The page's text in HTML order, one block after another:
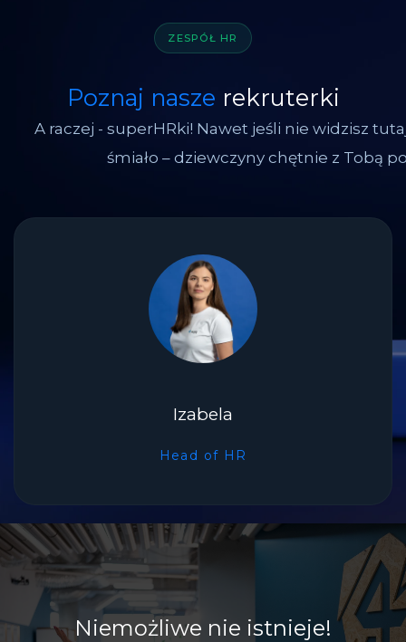
ZESPÓŁ HR
Poznaj nasze rekruterki
A raczej - superHRki! Nawet jeśli nie widzisz
śmiało – dziewczyny chętnie z Tobą
Izabela
Head of HR
Niemożliwe nie istnieje!